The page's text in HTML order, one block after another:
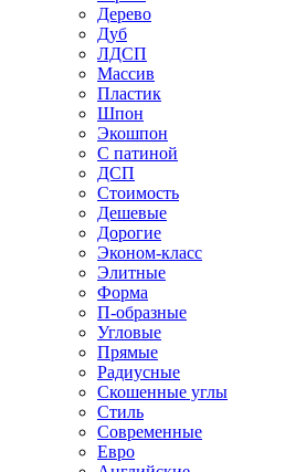
Дерево
Дуб
ЛДСП
Массив
Пластик
Шпон
Экошпон
С патиной
ДСП
Стоимость
Дешевые
Дорогие
Эконом-класс
Элитные
Форма
П-образные
Угловые
Прямые
Радиусные
Скошенные углы
Стиль
Современные
Евро